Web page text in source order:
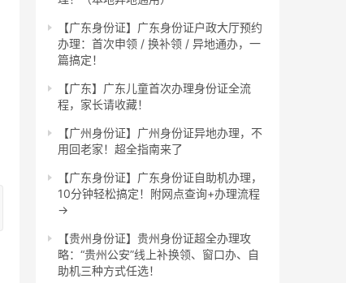
【广东身份证】广东身份证户政大厅预约
办理：首次申领 / 换补领 / 异地通办，一
篇搞定！
【广东】广东儿童首次办理身份证全流
程，家长请收藏！
【广州身份证】广州身份证异地办理，不
用回老家！超全指南来了
【广东身份证】广东身份证自助机办理，
10分钟轻松搞定！附网点查询+办理流程
→
【贵州身份证】贵州身份证超全办理攻
略：“贵州公安”线上补换领、窗口办、自
助机三种方式任选！